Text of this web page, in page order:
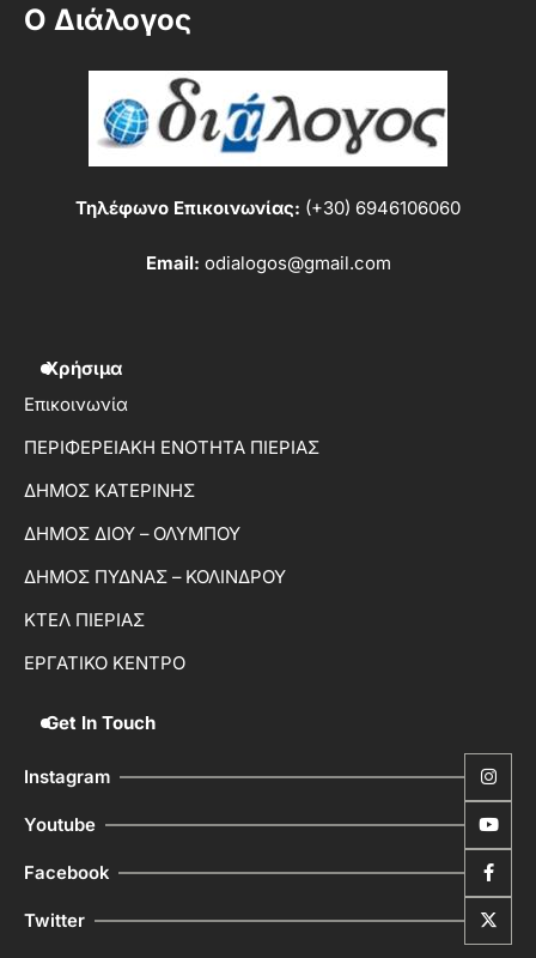
Ο Διάλογος
Τηλέφωνο Επικοινωνίας: (+30) 6946106060
Email: odialogos@gmail.com
Χρήσιμα
Επικοινωνία
ΠΕΡΙΦΕΡΕΙΑΚΗ ΕΝΟΤΗΤΑ ΠΙΕΡΙΑΣ
ΔΗΜΟΣ ΚΑΤΕΡΙΝΗΣ
ΔΗΜΟΣ ΔΙΟΥ – ΟΛΥΜΠΟΥ
ΔΗΜΟΣ ΠΥΔΝΑΣ – ΚΟΛΙΝΔΡΟΥ
ΚΤΕΛ ΠΙΕΡΙΑΣ
ΕΡΓΑΤΙΚΟ ΚΕΝΤΡΟ
Get In Touch
Instagram
Youtube
Facebook
Twitter